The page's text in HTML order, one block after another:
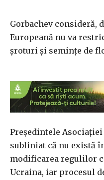
Gorbachev consideră,
Europeană nu va
șroturi și semințe de
Președintele
subliniat că nu există
modificarea regulilor
Ucraina, iar procesul